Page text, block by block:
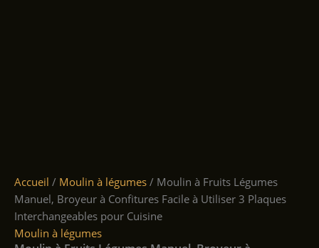
Accueil / Moulin à légumes / Moulin à Fruits Légumes
Manuel, Broyeur à Confitures Facile à Utiliser 3 Plaques
Interchangeables pour Cuisine
Moulin à légumes